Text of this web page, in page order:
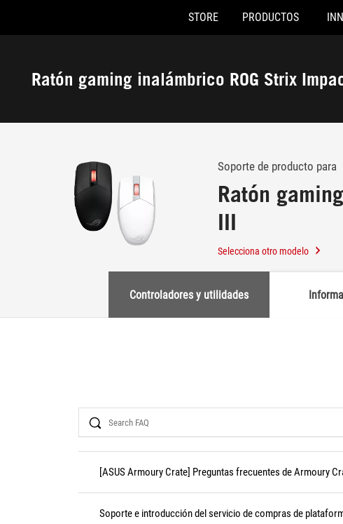
Accessibility links
STORE PRODUCTOS
Ratón gaming inalámbrico ROG Strix
Soporte de producto para
Ratón
III
Selecciona otro modelo
Controladores y utilidades
Search
[ASUS Armoury Crate] Preguntas frecuentes de Armoury
Soporte e introducción del servicio de compras de